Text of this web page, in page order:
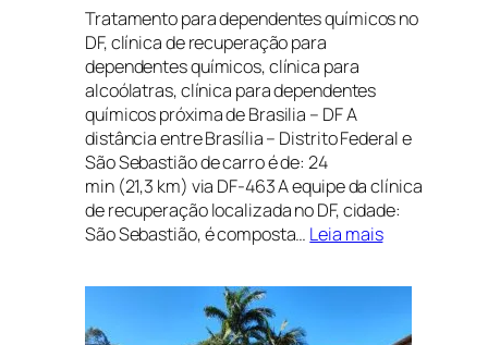
Tratamento para dependentes químicos no
DF, clínica de recuperação para
dependentes químicos, clínica para
alcoólatras, clínica para dependentes
químicos próxima de Brasilia – DF A
distância entre Brasília – Distrito Federal e
São Sebastião de carro é de: 24
min (21,3 km) via DF-463 A equipe da clínica
de recuperação localizada no DF, cidade:
São Sebastião, é composta… Leia mais:
DE
EM